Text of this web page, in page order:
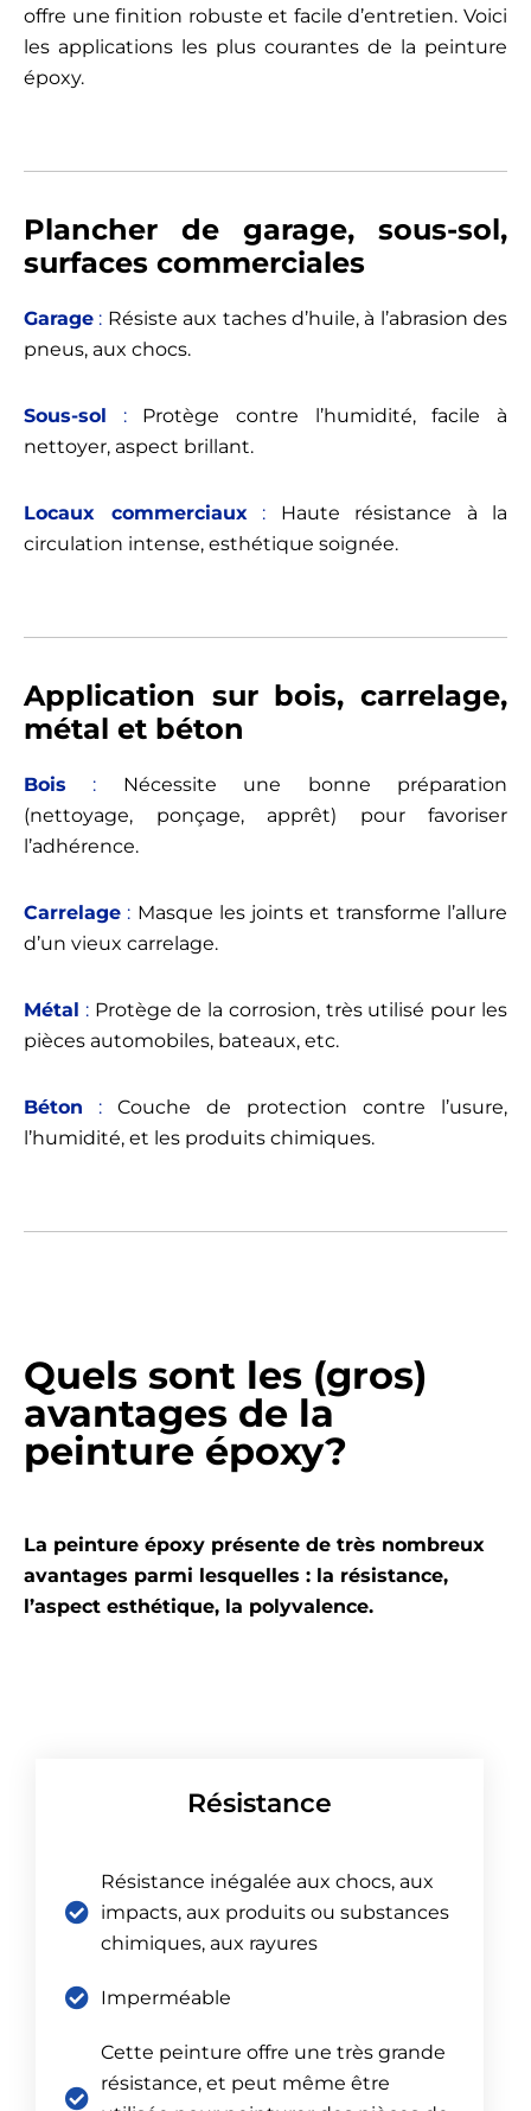
offre une finition robuste et facile d’entretien. Voici
les applications les plus courantes de la peinture
époxy.
Plancher de garage, sous-sol,
surfaces commerciales
Garage : Résiste aux taches d’huile, à l’abrasion des
pneus, aux chocs.
Sous-sol :Protège contre l’humidité, facile à
nettoyer, aspect brillant.
Locaux commerciaux : Haute résistance à la
circulation intense, esthétique soignée.
Application sur bois, carrelage,
métal et béton
Bois : Nécessite une bonne préparation
(nettoyage, ponçage, apprêt) pour favoriser
l’adhérence.
Carrelage : Masque les joints et transforme l’allure
d’un vieux carrelage.
Métal :Protège de la corrosion, très utilisé pour les
pièces automobiles, bateaux, etc.
Béton : Couche de protection contre l’usure,
l’humidité, et les produits chimiques.
Quels sont les (gros)
avantages de la
peinture époxy?
La peinture époxy présente de très nombreux
avantages parmi lesquelles : la résistance,
l’aspect esthétique, la polyvalence.
Résistance
Résistance inégalée aux chocs, aux
impacts, aux produits ou substances
chimiques, aux rayures
Imperméable
Cette peinture offre une très grande
résistance, et peut même être